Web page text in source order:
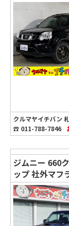
クルマヤイチバン
☎ 011-788-7846
ジムニー 660
ップ 社外マフ